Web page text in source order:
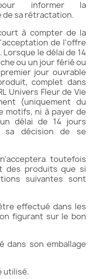
pour informer la
de sa rétractation.
à compter de la
de l'offre
le délai de 14
ou un jour férié ou
jour ouvrable
complet dans
Univers Fleur de Vie
(uniquement du
motifs, ni à payer de
délai de 14 jours
sa décision de se
toutefois
des produits que si
suivantes sont
effectué dans les
figurant sur le bon
son emballage
utilisé.